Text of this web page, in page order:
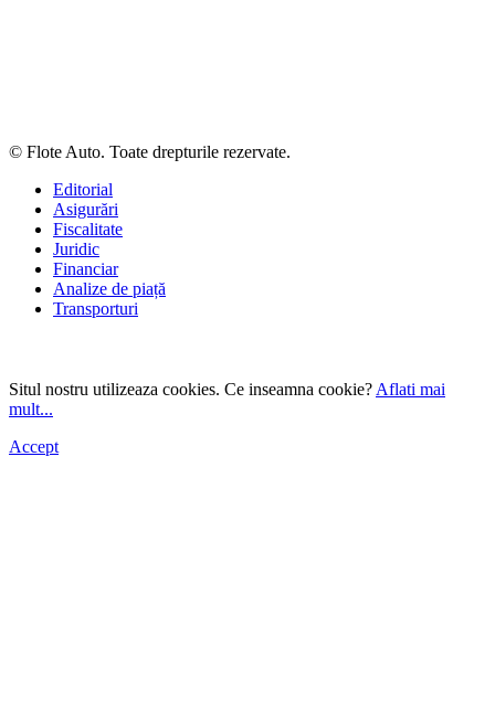
© Flote Auto. Toate drepturile rezervate.
Editorial
Asigurări
Fiscalitate
Juridic
Financiar
Analize de piață
Transporturi
Situl nostru utilizeaza cookies. Ce inseamna cookie? Aflati mai
mult...
Accept